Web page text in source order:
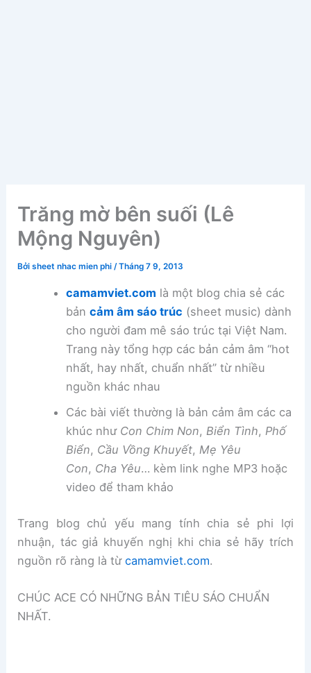
Trăng mờ bên suối (Lê
Mộng Nguyên)
Bởisheet nhac mien phi/Tháng 7 9, 2013
camamviet.com là một blog chia sẻ các
bản cảm âm sáo trúc (sheet music) dành
cho người đam mê sáo trúc tại Việt Nam.
Trang này tổng hợp các bản cảm âm “hot
nhất, hay nhất, chuẩn nhất” từ nhiều
nguồn khác nhau
Các bài viết thường là bản cảm âm các ca
khúc như Con Chim Non, Biển Tình, Phố
Biển, Cầu Vồng Khuyết, Mẹ Yêu
Con, Cha Yêu… kèm link nghe MP3 hoặc
video để tham khảo
Trang blog chủ yếu mang tính chia sẻ phi lợi
nhuận, tác giả khuyến nghị khi chia sẻ hãy trích
nguồn rõ ràng là từcamamviet.com.
CHÚC ACE CÓ NHỮNG BẢN TIÊU SÁO CHUẨN
NHẤT.